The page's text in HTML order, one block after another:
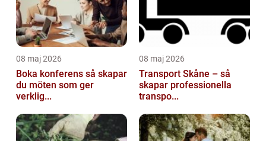
08 maj 2026
Boka konferens så skapar
du möten som ger
verklig...
08 maj 2026
Transport Skåne – så
skapar professionella
transpo...